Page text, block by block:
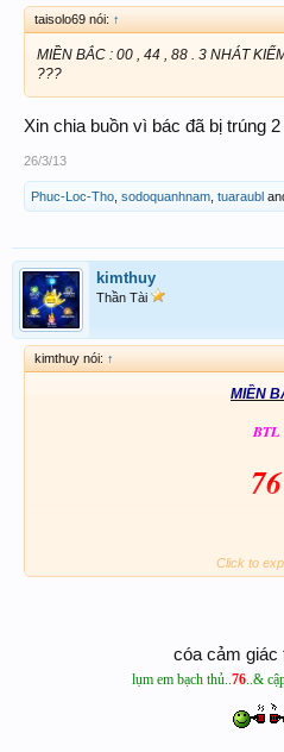
taisolo69 nói: ↑
MIỀN BẮC : 00 , 44 , 88 . 3 NHÁT
???
Xin chia buồn vì bác đã bị trúng
26/3/13
Phuc-Loc-Tho sodoquanhnam tuaraubl
kimthuy
Thần Tài
kimthuy nói: ↑
MIỀN B
BTL
76
AB&Đ
76 -44-62
Click to
cóa cảm giác
lụm em bạch thủ..76..&